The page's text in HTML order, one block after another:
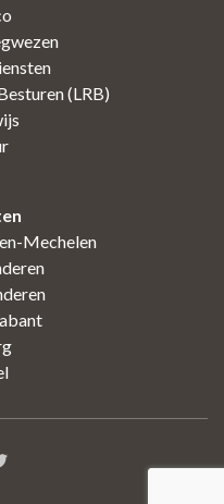
(LRB)
Mechelen